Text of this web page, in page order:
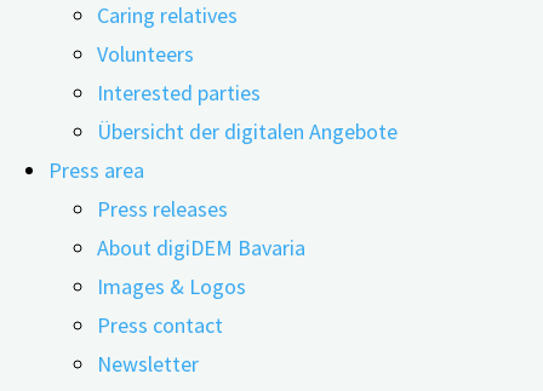
Caring relatives
Volunteers
Interested parties
Übersicht der digitalen Angebote
Press area
Press releases
About digiDEM Bavaria
Images & Logos
Press contact
Newsletter
der ‚Kognitiven Reserve‘. Forschende aus Norwegen
und Amerika haben in diesem Zusammenhang den
Aspekt der kognitiven Anforderungen im Beruf
genauer analysiert. Können sich hohe kognitive
Anforderungen im Berufsleben positiv auf das
Demenzrisiko im späteren Alter auswirken?
Um diese Frage zu beantworten, analysierten die
Forschenden Daten der „HUNT 70+“-Studie. Diese ist
eine fortlaufende, bevölkerungsbasierte